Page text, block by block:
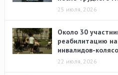
25 июля, 2026
Около 30
реабилитацию
инвалидов-
22 июля, 2026